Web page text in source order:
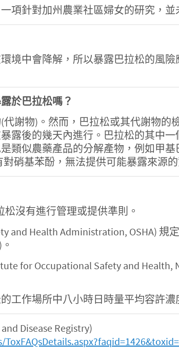
項針對加州農業社區婦女的研究，
境中會降解，所以暴露巴拉松的風
於巴拉松嗎？
謝物)。然而，巴拉松或其代謝物
露後的幾天內進行。巴拉松的其中
類似農藥產品的分解產物，例如甲
硝基苯酚，無法提供可能暴露來源
松沒有進行管理或提供準則。
and Health Administration, OSHA)
)。
for Occupational Safety and
作場所中八小時日時量平均容許濃
Disease Registry)